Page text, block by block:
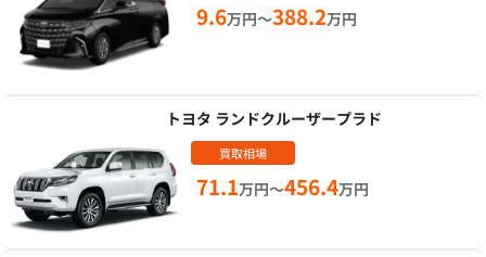
9.6万円～388.2万円
トヨタ ランドクルーザープラド
買取相場
71.1万円～456.4万円